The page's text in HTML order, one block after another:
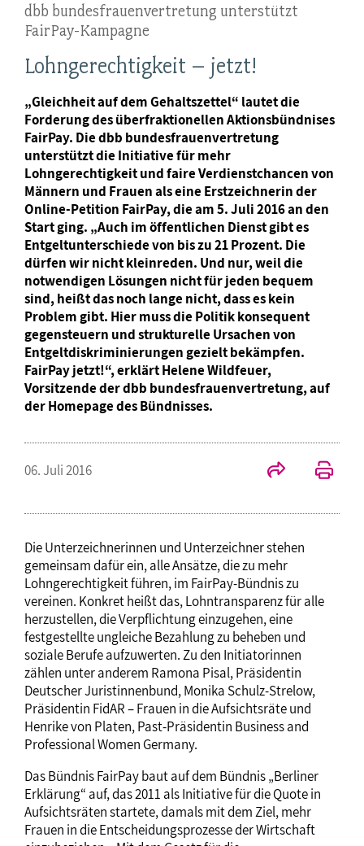
dbb bundesfrauenvertretung unterstützt
FairPay-Kampagne
Lohngerechtigkeit – jetzt!
„Gleichheit auf dem Gehaltszettel“ lautet die
Forderung des überfraktionellen Aktionsbündnises
FairPay. Die dbb bundesfrauenvertretung
unterstützt die Initiative für mehr
Lohngerechtigkeit und faire Verdienstchancen von
Männern und Frauen als eine Erstzeichnerin der
Online-Petition FairPay, die am 5. Juli 2016 an den
Start ging. „Auch im öffentlichen Dienst gibt es
Entgeltunterschiede von bis zu 21 Prozent. Die
dürfen wir nicht kleinreden. Und nur, weil die
notwendigen Lösungen nicht für jeden bequem
sind, heißt das noch lange nicht, dass es kein
Problem gibt. Hier muss die Politik konsequent
gegensteuern und strukturelle Ursachen von
Entgeltdiskriminierungen gezielt bekämpfen.
FairPay jetzt!“, erklärt Helene Wildfeuer,
Vorsitzende der dbb bundesfrauenvertretung, auf
der Homepage des Bündnisses.
06. Juli 2016
Die Unterzeichnerinnen und Unterzeichner stehen
gemeinsam dafür ein, alle Ansätze, die zu mehr
Lohngerechtigkeit führen, im FairPay-Bündnis zu
vereinen. Konkret heißt das, Lohntransparenz für alle
herzustellen, die Verpflichtung einzugehen, eine
festgestellte ungleiche Bezahlung zu beheben und
soziale Berufe aufzuwerten. Zu den Initiatorinnen
zählen unter anderem Ramona Pisal, Präsidentin
Deutscher Juristinnenbund, Monika Schulz-Strelow,
Präsidentin FidAR – Frauen in die Aufsichtsräte und
Henrike von Platen, Past-Präsidentin Business and
Professional Women Germany.
Das Bündnis FairPay baut auf dem Bündnis „Berliner
Erklärung“ auf, das 2011 als Initiative für die Quote in
Aufsichtsräten startete, damals mit dem Ziel, mehr
Frauen in die Entscheidungsprozesse der Wirtschaft